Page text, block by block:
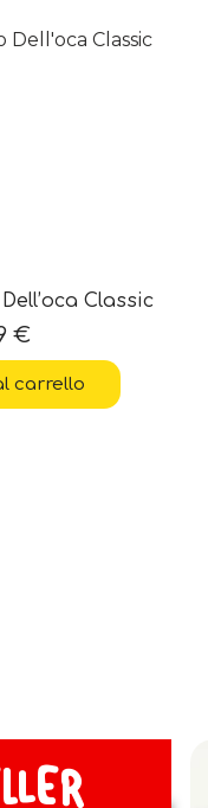
Classic
€
carrello